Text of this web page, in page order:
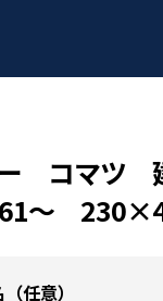
ー コマツ
〜
任意）